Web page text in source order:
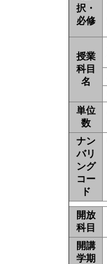
択・
必修
授業
科目
名
単位
数
ナン
バリ
ング
コー
ド
開放
科目
開講
学期